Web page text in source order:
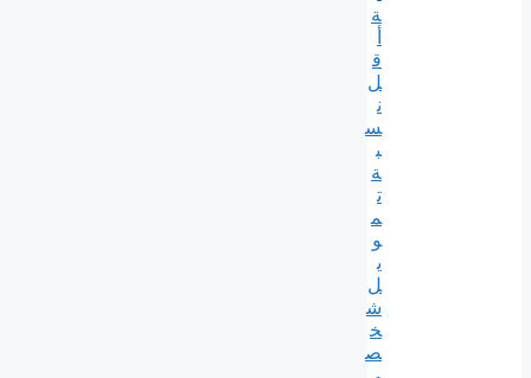
ة
ق
ل
ن
س
ب
ة
ت
م
و
ي
ل
ش
خ
ص